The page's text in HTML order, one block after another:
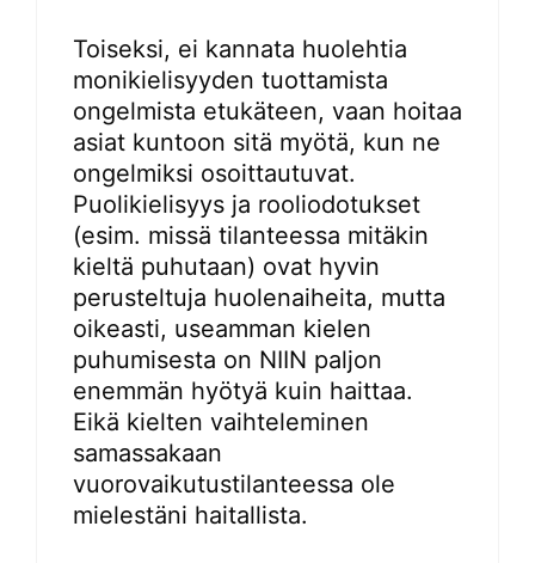
Toiseksi, ei kannata huolehtia
monikielisyyden tuottamista
ongelmista etukäteen, vaan hoitaa
asiat kuntoon sitä myötä, kun ne
ongelmiksi osoittautuvat.
Puolikielisyys ja rooliodotukset
(esim. missä tilanteessa mitäkin
kieltä puhutaan) ovat hyvin
perusteltuja huolenaiheita, mutta
oikeasti, useamman kielen
puhumisesta on NIIN paljon
enemmän hyötyä kuin haittaa.
Eikä kielten vaihteleminen
samassakaan
vuorovaikutustilanteessa ole
mielestäni haitallista.